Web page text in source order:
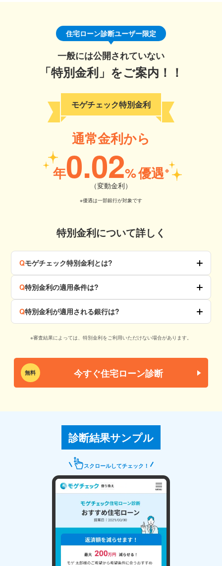
住宅ローン診断ユーザー限定
一般には公開されていない
「特別金利」をご案内！！
モゲチェック特別金利
通常金利から
年0.02%優遇※
（変動金利）
※優遇は一部銀行が対象です
特別金利について詳しく
Qモゲチェック特別金利とは?
Q特別金利の適用条件は?
Q特別金利が適用される銀行は?
※審査結果によっては、特別金利をご利用いただけない場合があります。
無料 今すぐ住宅ローン診断
診断結果サンプル
スクロールしてチェック！